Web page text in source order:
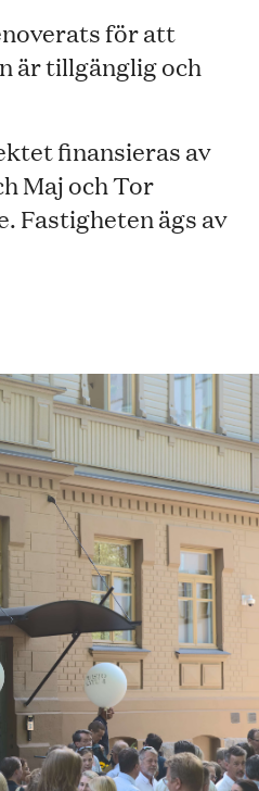
för att
är tillgänglig och
finansieras av
Maj och Tor
Fastigheten ägs av